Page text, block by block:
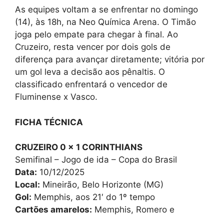
As equipes voltam a se enfrentar no domingo
(14), às 18h, na Neo Química Arena. O Timão
joga pelo empate para chegar à final. Ao
Cruzeiro, resta vencer por dois gols de
diferença para avançar diretamente; vitória por
um gol leva a decisão aos pênaltis. O
classificado enfrentará o vencedor de
Fluminense x Vasco.
FICHA TÉCNICA
CRUZEIRO 0 x 1 CORINTHIANS
Semifinal – Jogo de ida – Copa do Brasil
Data: 10/12/2025
Local: Mineirão, Belo Horizonte (MG)
Gol: Memphis, aos 21′ do 1º tempo
Cartões amarelos: Memphis, Romero e